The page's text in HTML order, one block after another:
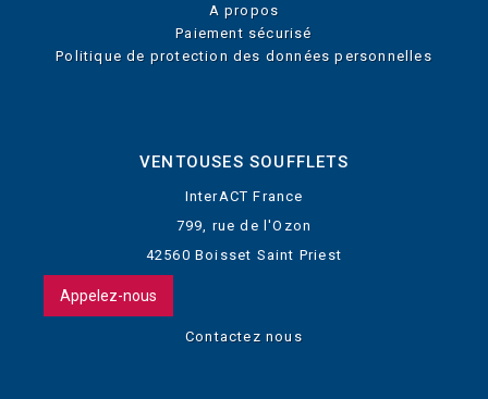
A propos
Paiement sécurisé
Politique de protection des données personnelles
VENTOUSES SOUFFLETS
InterACT France
799, rue de l'Ozon
42560 Boisset Saint Priest
Appelez-nous
Contactez nous